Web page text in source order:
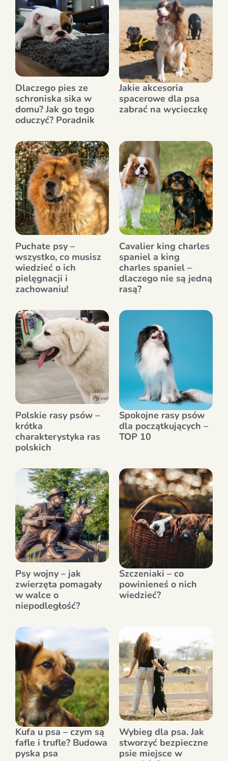
Dlaczego pies ze
schroniska sika w
domu? Jak go tego
oduczyć? Poradnik
Jakie akcesoria
spacerowe dla psa
zabrać na wycieczkę
Puchate psy –
wszystko, co musisz
wiedzieć o ich
pielęgnacji i
zachowaniu!
Cavalier king charles
spaniel a king
charles spaniel –
dlaczego nie są jedną
rasą?
Polskie rasy psów –
krótka
charakterystyka ras
polskich
Spokojne rasy psów
dla początkujących –
TOP 10
Psy wojny – jak
zwierzęta pomagały
w walce o
niepodległość?
Szczeniaki – co
powinieneś o nich
wiedzieć?
Kufa u psa – czym są
fafle i trufle? Budowa
pyska psa
Wybieg dla psa. Jak
stworzyć bezpieczne
psie miejsce w